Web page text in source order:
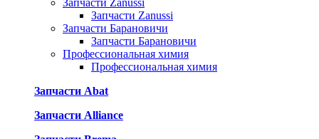
Запчасти Zanussi
Запчасти Zanussi
Запчасти Барановичи
Запчасти Барановичи
Профессиональная химия
Профессиональная химия
Запчасти Abat
Запчасти Alliance